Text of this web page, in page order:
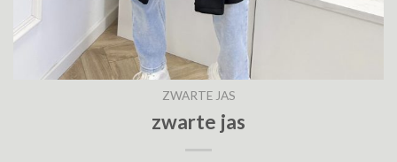
ZWARTE JAS
zwarte jas